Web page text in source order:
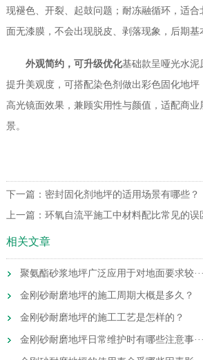
现褪色、开裂、起鼓问题；耐冻融循环，适合
面无漆膜，不会出现脱皮、剥落现象，后期基
外观简约，可升级优化基础款呈哑光水泥
提升美观度，可搭配染色剂做出彩色固化地坪
高光镜面效果，兼顾实用性与颜值，适配商业
景。
下一篇： 密封固化剂地坪的适用场景有哪些？
上一篇： 环氧自流平施工中材料配比常见的误
相关文章
聚氨酯砂浆地坪广泛应用于对地面要求较···
金刚砂耐磨地坪的施工周期大概是多久？
金刚砂耐磨地坪的施工工艺是怎样的？
金刚砂耐磨地坪日常维护时有哪些注意事···